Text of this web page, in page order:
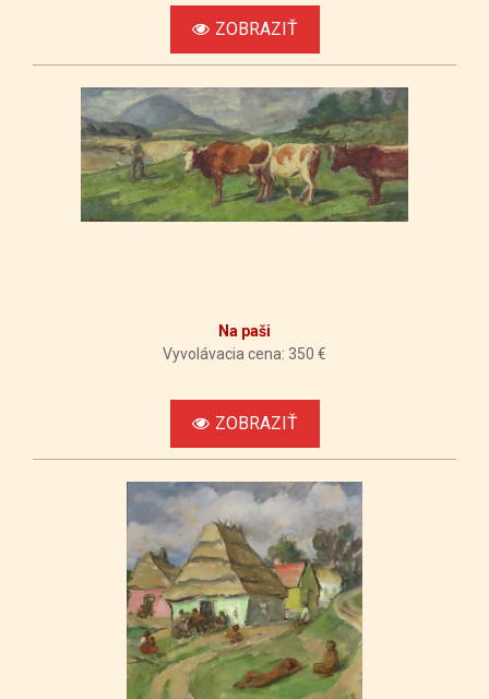
ZOBRAZIŤ
Na paši
Vyvolávacia cena: 350 €
ZOBRAZIŤ